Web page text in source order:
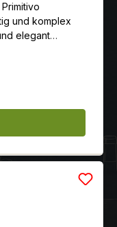
und komplex
elegant
Rubinrot mit